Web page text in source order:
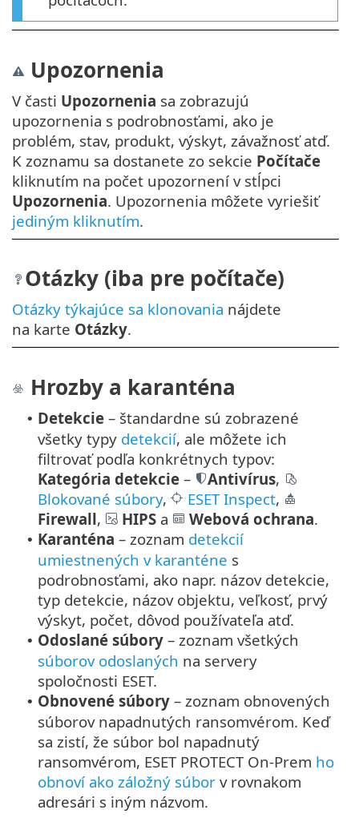
Upozornenia
V časti Upozornenia sa zobrazujú
upozornenia s podrobnosťami, ako je
problém, stav, produkt, výskyt, závažnosť atď.
K zoznamu sa dostanete zo sekcie Počítače
kliknutím na počet upozornení v stĺpci
Upozornenia. Upozornenia môžete vyriešiť
jediným kliknutím.
Otázky (iba pre počítače)
Otázky týkajúce sa klonovania nájdete
na karte Otázky.
Hrozby a karanténa
• Detekcie – štandardne sú zobrazené
všetky typy detekcií, ale môžete ich
filtrovať podľa konkrétnych typov:
Kategória detekcie – Antivírus,
Blokované súbory, ESET Inspect,
Firewall, HIPS a Webová ochrana.
• Karanténa – zoznam detekcií
umiestnených v karanténe s
podrobnosťami, ako napr. názov detekcie,
typ detekcie, názov objektu, veľkosť, prvý
výskyt, počet, dôvod používateľa atď.
• Odoslané súbory – zoznam všetkých
súborov odoslaných na servery
spoločnosti ESET.
• Obnovené súbory – zoznam obnovených
súborov napadnutých ransomvérom. Keď
sa zistí, že súbor bol napadnutý
ransomvérom, ESET PROTECT On-Prem ho
obnoví ako záložný súbor v rovnakom
adresári s iným názvom.